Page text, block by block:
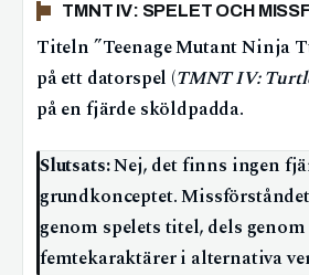
TMNT IV: SPELET OCH
Titeln ”Teenage Mutant Ninja
på ett datorspel (TMNT IV:
på en fjärde sköldpadda.
Slutsats:Nej, det finns ingen
grundkonceptet.
genom spelets titel, dels
femtekaraktärer i alternativa